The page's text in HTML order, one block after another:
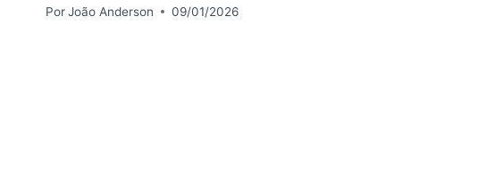
PorJoão Anderson 09/01/2026